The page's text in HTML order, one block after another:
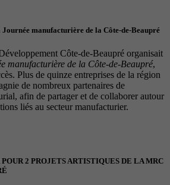
Journée manufacturière de la Côte-de-Beaupré
Côte-de-Beaupré organisait
manufacturière de la Côte-de-Beaupré,
Plus de quinze entreprises de la région
de nombreux partenaires de
afin de partager et de collaborer autour
liés au secteur manufacturier.
2 PROJETS ARTISTIQUES DE LA MRC